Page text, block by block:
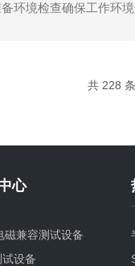
环境检查‌确保工作环
共 228
心
磁兼容测试设备
设备